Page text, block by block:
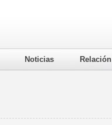
Noticias Relación